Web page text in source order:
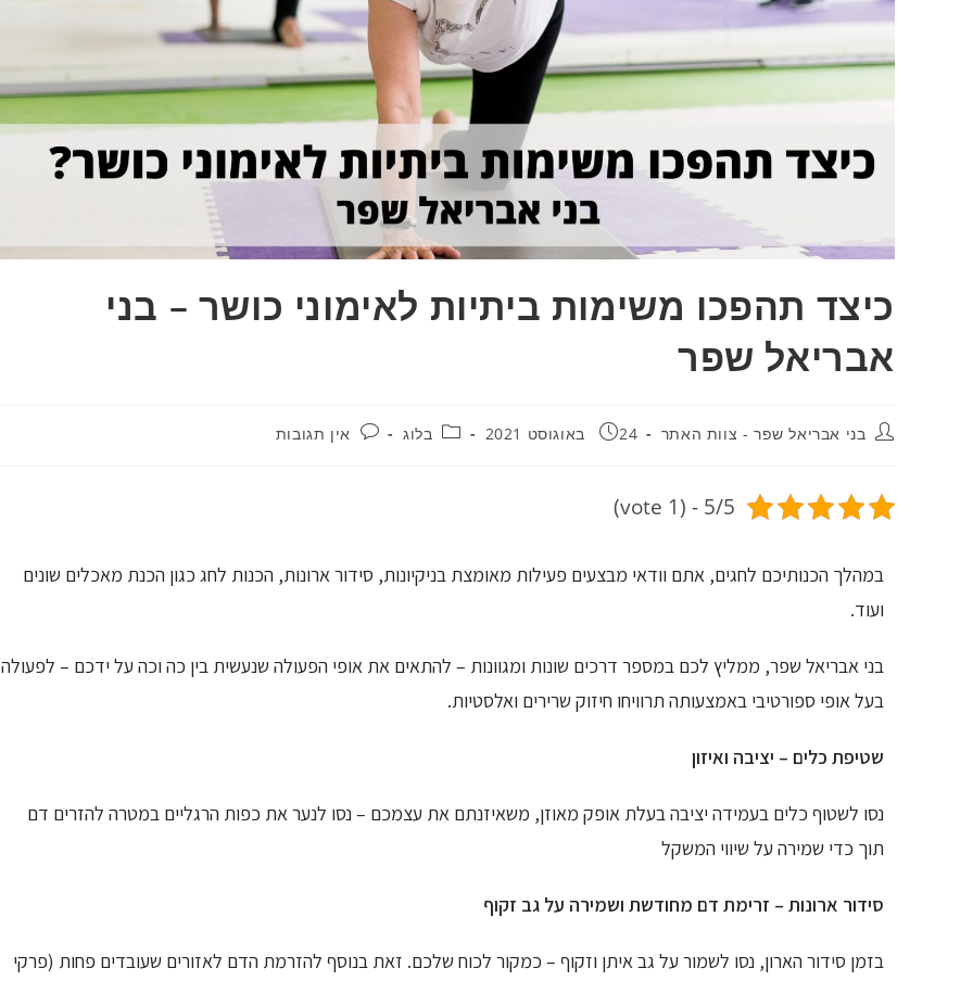
כיצד תהפכו משימות ביתיות לאימוני כושר – בני
אבריאל שפר
בני אבריאל שפר - צוות האתר 24 באוגוסט 2021 בלוג אין תגובות
5/5 - (1 vote)
במהלך הכנותיכם לחגים, אתם וודאי מבצעים פעילות מאומצת בניקיונות, סידור ארונות, הכנות לחג כגון הכנת מאכלים שונים
ועוד.
בני אבריאל שפר, ממליץ לכם במספר דרכים שונות ומגוונות – להתאים את אופי הפעולה שנעשית בין כה וכה על ידכם – לפעולה
בעל אופי ספורטיבי באמצעותה תרוויחו חיזוק שרירים ואלסטיות.
שטיפת כלים – יציבה ואיזון
נסו לשטוף כלים בעמידה יציבה בעלת אופק מאוזן, משאיזנתם את עצמכם – נסו לנער את כפות הרגליים במטרה להזרים דם
תוך כדי שמירה על שיווי המשקל
סידור ארונות – זרימת דם מחודשת ושמירה על גב זקוף
בזמן סידור הארון, נסו לשמור על גב איתן וזקוף – כמקור לכוח שלכם. זאת בנוסף להזרמת הדם לאזורים שעובדים פחות (פרקי